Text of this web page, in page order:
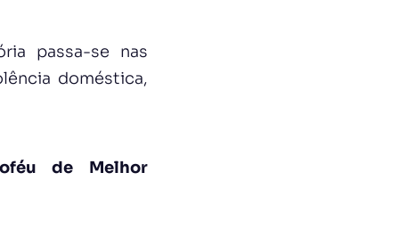
passa-se nas
doméstica,
de Melhor